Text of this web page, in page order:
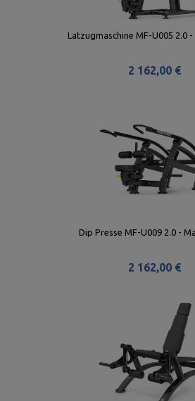
Latzugmaschine MF-U005 2.0
2 162,00 €
Dip Presse MF-U009 2.0 -
2 162,00 €